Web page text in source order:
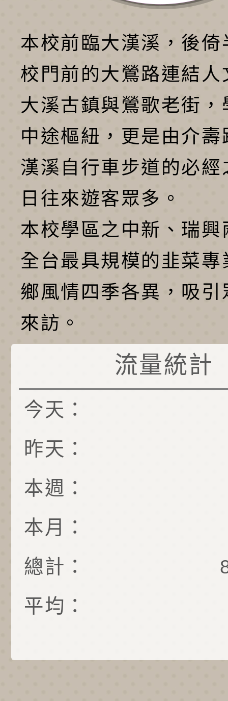
本校前臨大漢溪，後倚
校門前的大鶯路連結人
大溪古鎮與鶯歌老街，
中途樞紐，更是由介壽
漢溪自行車步道的必經
日往來遊客眾多。
本校學區之中新、瑞興
全台最具規模的韭菜專
鄉風情四季各異，吸引
來訪。
流量統計
今天：
昨天：
本週：
本月：
總計：
平均：